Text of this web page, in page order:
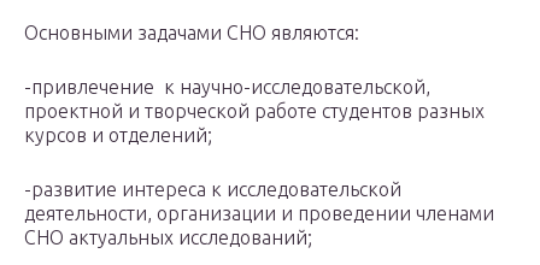
Основными задачами СНО являются:
-привлечение к научно-исследовательской,
проектной и творческой работе студентов разных
курсов и отделений;
-развитие интереса к исследовательской
деятельности, организации и проведении членами
СНО актуальных исследований;